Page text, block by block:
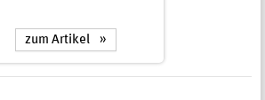
zum Artikel